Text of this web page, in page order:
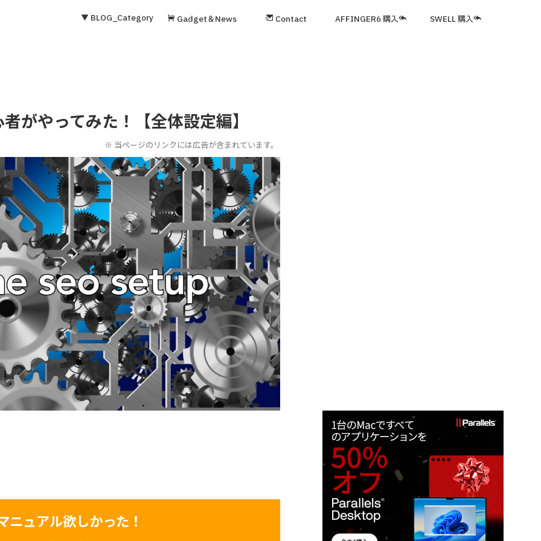
▼ BLOG_Category Gadget＆News Contact AFFINGER6 購入 SWELL 購入
がやってみた！【全体設定編】
※ 当ページのリンクには広告が含まれています。
ニュアル欲しかった！